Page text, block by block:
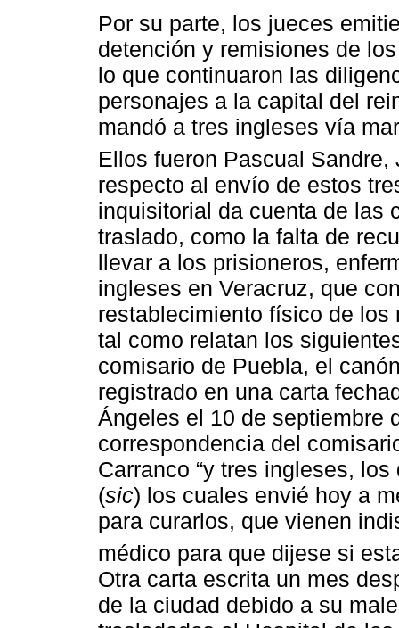
Por su parte, los jueces
detención y remisiones de
lo que continuaron las
personajes a la capital del
mandó a tres ingleses vía
Ellos fueron Pascual
respecto al envío de estos
inquisitorial da cuenta de las
traslado, como la falta de
llevar a los prisioneros,
ingleses en Veracruz, que
restablecimiento físico de los
tal como relatan los
comisario de Puebla, el
registrado en una carta
Ángeles el 10 de septiembre
correspondencia del
Carranco “y tres ingleses,
(sic) los cuales envié hoy a
para curarlos, que vienen
médico para que dijese si
Otra carta escrita un mes
de la ciudad debido a su